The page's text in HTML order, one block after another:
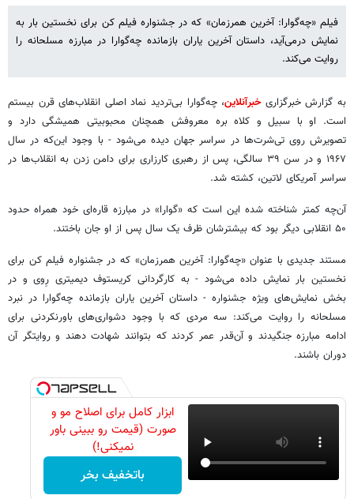
فیلم «چه‌گوارا: آخرین همرزمان» که در جشنواره فیلم کن برای نخستین بار به
نمایش درمی‌آید، داستان آخرین یاران بازمانده چه‌گوارا در مبارزه مسلحانه را
روایت می‌کند.
به گزارش خبرگزاریخبرآنلاین، چه‌گوارا بی‌تردید نماد اصلی انقلاب‌های قرن بیستم
است. او با سبیل و کلاه بره معروفش همچنان محبوبیتی همیشگی دارد و
تصویرش روی تی‌شرت‌ها در سراسر جهان دیده می‌شود - با وجود این‌که در سال
۱۹۶۷ و در سن ۳۹ سالگی، پس از رهبری کارزاری برای دامن ‌زدن به انقلاب‌ها در
سراسر آمریکای لاتین، کشته شد.
آن‌چه کمتر شناخته شده این است که «گوارا» در مبارزه قاره‌ای خود همراه حدود
۵۰ انقلابی دیگر بود که بیشترشان ظرف یک سال پس از او جان باختند.
مستند جدیدی با عنوان «چه‌گوارا: آخرین همرزمان» که در جشنواره فیلم کن برای
نخستین بار نمایش داده می‌شود - به کارگردانی کریستوف دیمیتری رِوی و در
بخش نمایش‌های ویژه جشنواره - داستان آخرین یاران بازمانده چه‌گوارا در نبرد
مسلحانه را روایت می‌کند: سه مردی که با وجود دشواری‌های باورنکردنی برای
ادامه مبارزه جنگیدند و آن‌قدر عمر کردند که بتوانند شهادت دهند و روایتگر آن
دوران باشند.
ابزار کامل برای اصلاح مو و
صورت (قیمت رو ببینی باور
نمیکنی!)
باتخفیف بخر